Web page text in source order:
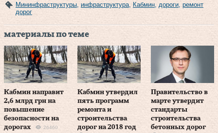
Мининфраструктуры инфраструктура Кабмин дороги ремонт
дорог
материалы по теме
Кабмин направит
2,6 млрд грн на
повышение
безопасности на
дорогах
26460
Кабмин утвердил
пять программ
ремонта и
строительства
дорог на 2018 год
Правительство в
марте утвердит
стандарты
строительства
бетонных дорог